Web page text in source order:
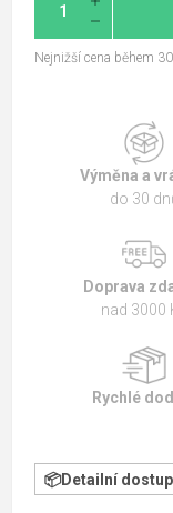
Nejnižší cena během
Výměna a
do 30
Doprava
nad 3000
Rychlé
Detailní